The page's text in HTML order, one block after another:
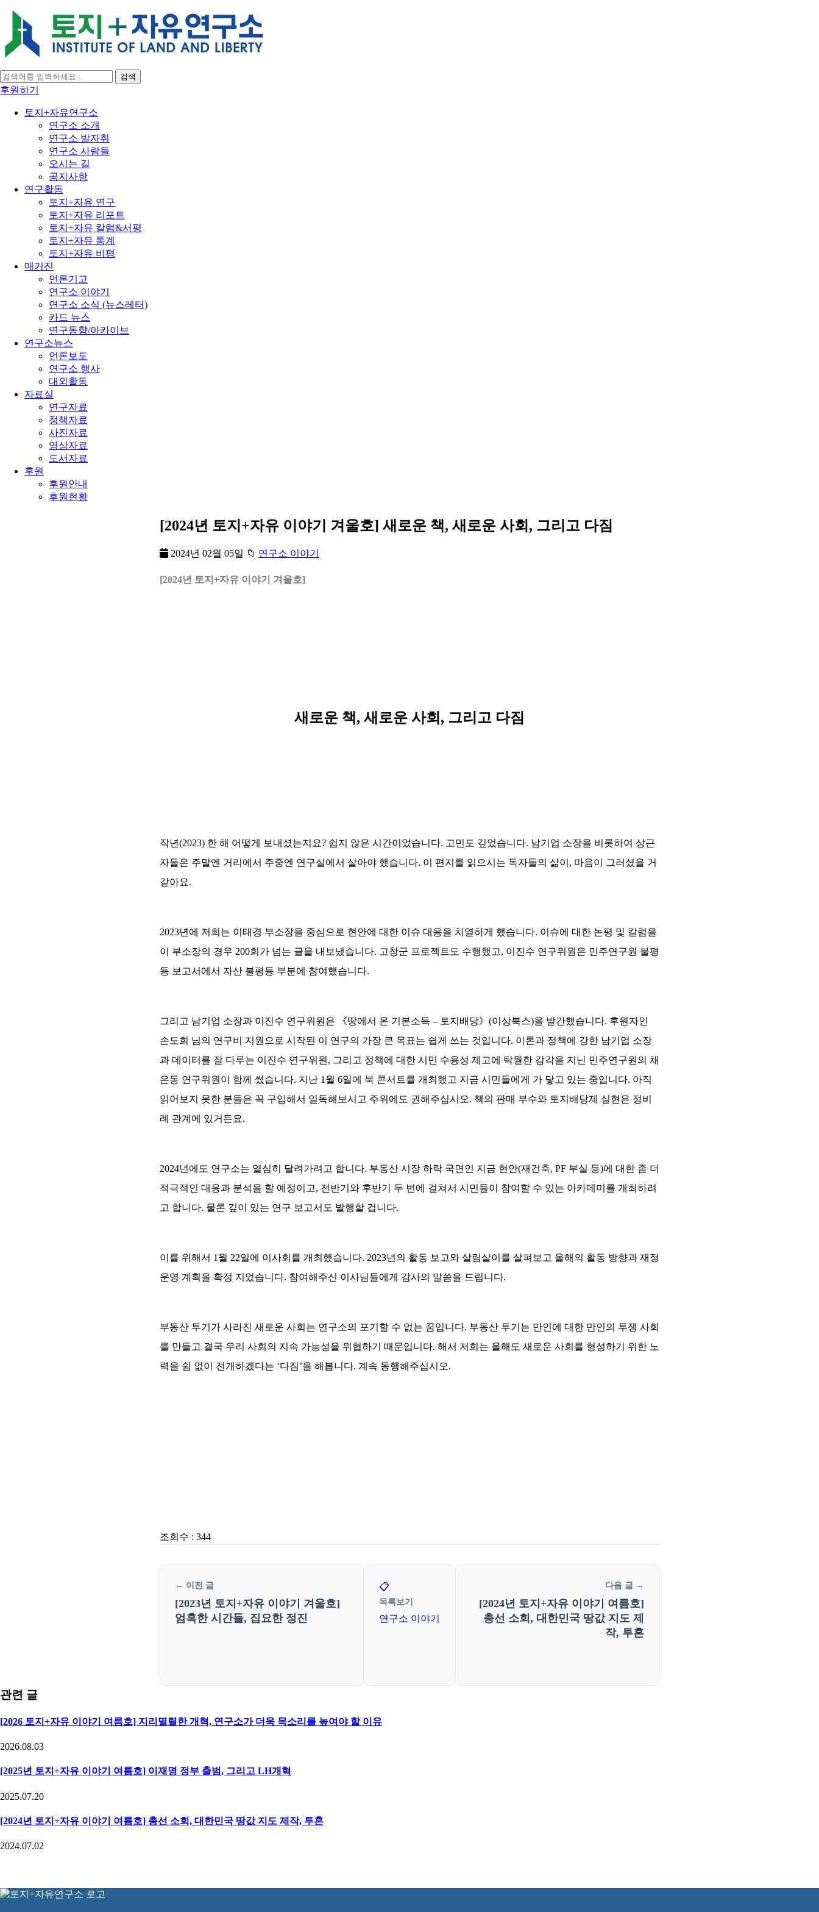
검색
후원하기
토지+자유연구소
연구소 소개
연구소 발자취
연구소 사람들
오시는 길
공지사항
연구활동
토지+자유 연구
토지+자유 리포트
토지+자유 칼럼&서평
토지+자유 통계
토지+자유 비평
매거진
언론기고
연구소 이야기
연구소 소식 (뉴스레터)
카드 뉴스
연구동향/아카이브
연구소뉴스
언론보도
연구소 행사
대외활동
자료실
연구자료
정책자료
사진자료
영상자료
도서자료
후원
후원안내
후원현황
[2024년 토지+자유 이야기 겨울호] 새로운 책, 새로운 사회, 그리고 다짐
2024년 02월 05일 📁 연구소 이야기
[2024년 토지+자유 이야기 겨울호]
새로운 책, 새로운 사회, 그리고 다짐
작년(2023) 한 해 어떻게 보내셨는지요? 쉽지 않은 시간이었습니다. 고민도 깊었습니다. 남기업 소장을 비롯하여 상근
자들은 주말엔 거리에서 주중엔 연구실에서 살아야 했습니다. 이 편지를 읽으시는 독자들의 삶이, 마음이 그러셨을 거
같아요.
2023년에 저희는 이태경 부소장을 중심으로 현안에 대한 이슈 대응을 치열하게 했습니다. 이슈에 대한 논평 및 칼럼을
이 부소장의 경우 200회가 넘는 글을 내보냈습니다. 고창군 프로젝트도 수행했고, 이진수 연구위원은 민주연구원 불평
등 보고서에서 자산 불평등 부분에 참여했습니다.
그리고 남기업 소장과 이진수 연구위원은 《땅에서 온 기본소득 – 토지배당》(이상북스)을 발간했습니다. 후원자인
손도희 님의 연구비 지원으로 시작된 이 연구의 가장 큰 목표는 쉽게 쓰는 것입니다. 이론과 정책에 강한 남기업 소장
과 데이터를 잘 다루는 이진수 연구위원, 그리고 정책에 대한 시민 수용성 제고에 탁월한 감각을 지닌 민주연구원의 채
은동 연구위원이 함께 썼습니다. 지난 1월 6일에 북 콘서트를 개최했고 지금 시민들에게 가 닿고 있는 중입니다. 아직
읽어보지 못한 분들은 꼭 구입해서 일독해보시고 주위에도 권해주십시오. 책의 판매 부수와 토지배당제 실현은 정비
례 관계에 있거든요.
2024년에도 연구소는 열심히 달려가려고 합니다. 부동산 시장 하락 국면인 지금 현안(재건축, PF 부실 등)에 대한 좀 더
적극적인 대응과 분석을 할 예정이고, 전반기와 후반기 두 번에 걸쳐서 시민들이 참여할 수 있는 아카데미를 개최하려
고 합니다. 물론 깊이 있는 연구 보고서도 발행할 겁니다.
이를 위해서 1월 22일에 이사회를 개최했습니다. 2023년의 활동 보고와 살림살이를 살펴보고 올해의 활동 방향과 재정
운영 계획을 확정 지었습니다. 참여해주신 이사님들에게 감사의 말씀을 드립니다.
부동산 투기가 사라진 새로운 사회는 연구소의 포기할 수 없는 꿈입니다. 부동산 투기는 만인에 대한 만인의 투쟁 사회
를 만들고 결국 우리 사회의 지속 가능성을 위협하기 때문입니다. 해서 저희는 올해도 새로운 사회를 형성하기 위한 노
력을 쉼 없이 전개하겠다는 ‘다짐’을 해봅니다. 계속 동행해주십시오.
조회수 : 344
← 이전 글
[2023년 토지+자유 이야기 겨울호]
엄혹한 시간들, 집요한 정진
📋
목록보기
연구소 이야기
다음 글 →
[2024년 토지+자유 이야기 여름호]
총선 소회, 대한민국 땅값 지도 제
작, 투혼
관련 글
[2026 토지+자유 이야기 여름호] 지리멸렬한 개혁, 연구소가 더욱 목소리를 높여야 할 이유
2026.08.03
[2025년 토지+자유 이야기 여름호] 이재명 정부 출범, 그리고 LH개혁
2025.07.20
[2024년 토지+자유 이야기 여름호] 총선 소회, 대한민국 땅값 지도 제작, 투혼
2024.07.02